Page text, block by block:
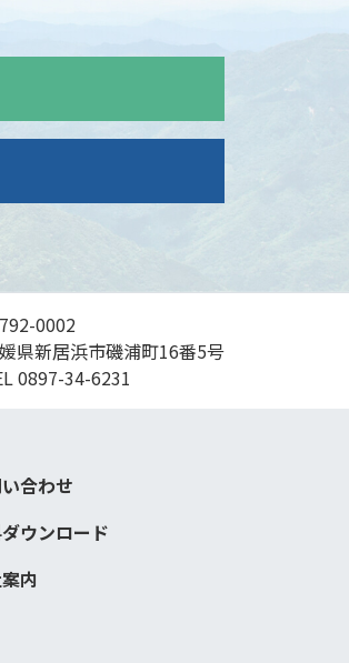
0002
県新居浜市磯浦町16番5号
0897-34-6231
合わせ
ウンロード
内